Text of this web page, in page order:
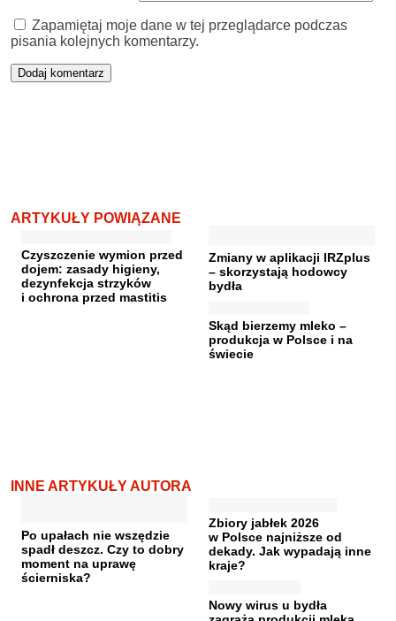
Zapamiętaj moje dane w tej przeglądarce podczas
pisania kolejnych komentarzy.
ARTYKUŁY POWIĄZANE
Czyszczenie wymion przed
dojem: zasady higieny,
dezynfekcja strzyków
i ochrona przed mastitis
Zmiany w aplikacji IRZplus
– skorzystają hodowcy
bydła
Skąd bierzemy mleko –
produkcja w Polsce i na
świecie
INNE ARTYKUŁY AUTORA
Po upałach nie wszędzie
spadł deszcz. Czy to dobry
moment na uprawę
ścierniska?
Zbiory jabłek 2026
w Polsce najniższe od
dekady. Jak wypadają inne
kraje?
Nowy wirus u bydła